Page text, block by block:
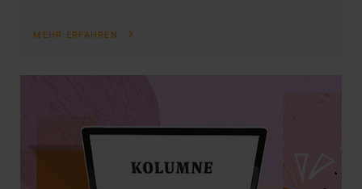
MEHR ERFAHREN